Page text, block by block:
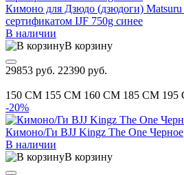
Кимоно для Дзюдо (дзюдоги)
сертификатом IJF 750g синее
В наличии
В корзину
29853 руб. 22390 руб.
150 CM 155 CM 160 CM 185 CM 195
-20%
Кимоно/Ги BJJ Kingz The One Черное
В наличии
В корзину